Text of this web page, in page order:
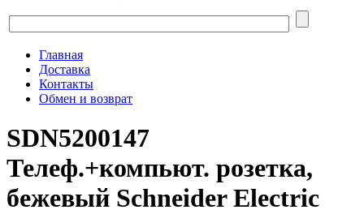
Главная
Доставка
Контакты
Обмен и возврат
SDN5200147
Телеф.+компьют. розетка,
бежевый Schneider Electric